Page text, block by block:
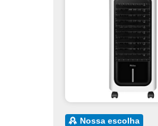
nossa escolha